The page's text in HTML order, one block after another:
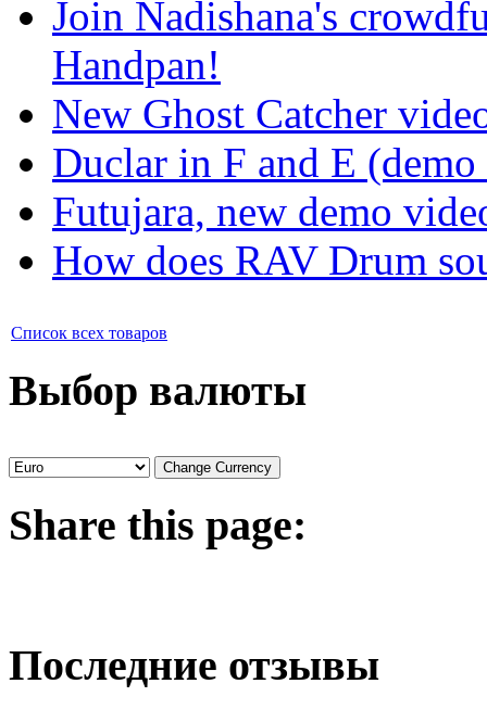
Join Nadishana's
Handpan!
New Ghost Catcher
Duclar in F and E
Futujara, new demo
How does RAV Drum
Список всех товаров
Выбор валюты
Share this page:
Последние отзывы